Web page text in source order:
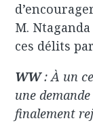
M.
ces délits
WW : À un
une
finalement